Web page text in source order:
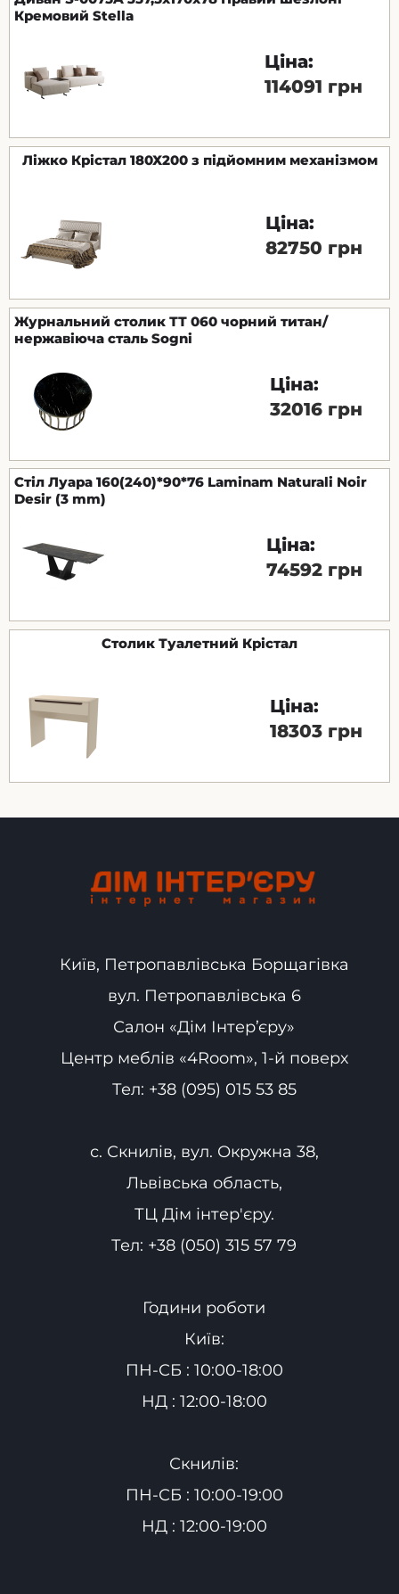
Кремовий Stella
Ціна:
114091 грн
Ліжко Крістал 180Х200 з підйомним механізмом
Ціна:
82750 грн
Журнальний столик ТТ 060 чорний титан/
нержавіюча сталь Sogni
Ціна:
32016 грн
Стіл Луара 160(240)*90*76 Laminam Naturali Noir
Desir (3 mm)
Ціна:
74592 грн
Столик Туалетний Крістал
Ціна:
18303 грн
Київ, Петропавлівська Борщагівка
вул. Петропавлівська 6
Салон «Дім Інтер’єру»
Центр меблів «4Room», 1-й поверх
Тел: +38 (095) 015 53 85
с. Скнилів, вул. Окружна 38,
Львівська область,
ТЦ Дім інтер'єру.
Тел: +38 (050) 315 57 79
Години роботи
Київ:
ПН-СБ : 10:00-18:00
НД : 12:00-18:00
Скнилів:
ПН-СБ : 10:00-19:00
НД : 12:00-19:00